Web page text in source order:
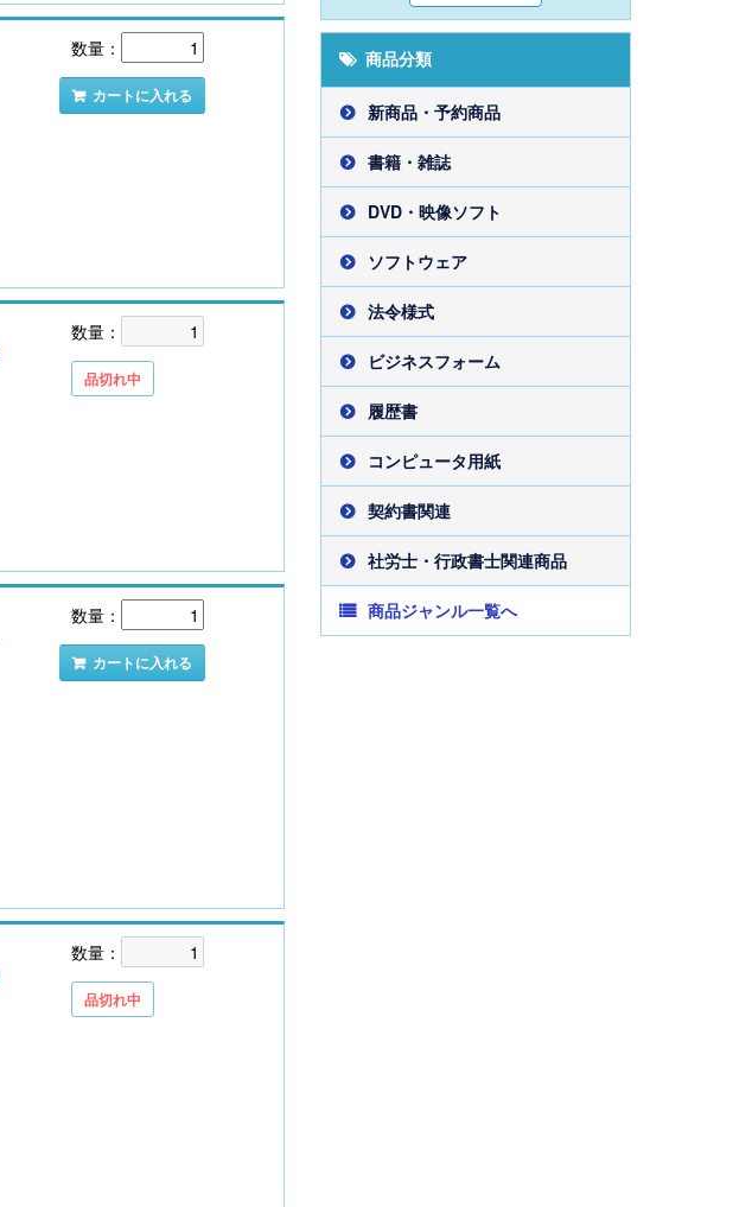
数量：
カートに入れる
数量：
品切れ中
数量：
カートに入れる
数量：
品切れ中
商品分類
新商品・予約商品
書籍・雑誌
DVD・映像ソフト
ソフトウェア
法令様式
ビジネスフォーム
履歴書
コンピュータ用紙
契約書関連
社労士・行政書士関連商品
商品ジャンル一覧へ